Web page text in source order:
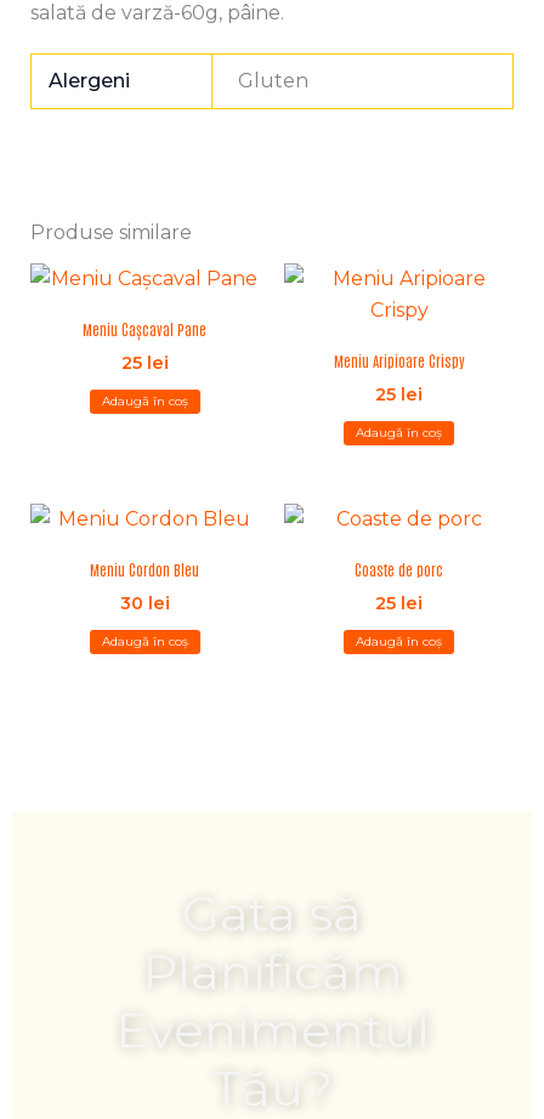
salată de varză-60g, pâine.
Alergeni Gluten
Produse similare
Meniu Cașcaval Pane
25 lei
Adaugă în coș
Meniu Aripioare Crispy
25 lei
Adaugă în coș
Meniu Cordon Bleu
30 lei
Adaugă în coș
Coaste de porc
25 lei
Adaugă în coș
Gata să
Planificăm
Evenimentul
Tău?